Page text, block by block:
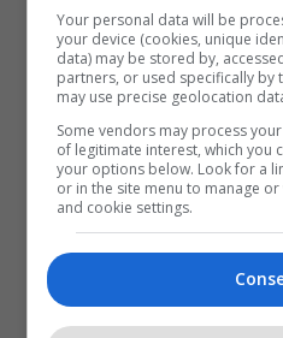
Your personal data will be
your device (cookies, unique
data) may be stored by,
partners, or used specifically by
may use precise geolocation
Some vendors may process
of legitimate interest, which you
your options below. Look for a
or in the site menu to manage
and cookie settings.